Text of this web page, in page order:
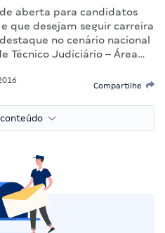
aberta para candidatos
que desejam seguir carreira
no cenário nacional
Técnico Judiciário – Área…
Compartilhe